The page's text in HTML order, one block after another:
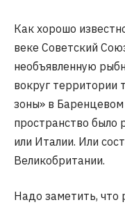
Как хорошо
веке Советский
необъявленную
вокруг территории
зоны» в
пространство было
или Италии. Или
Великобритании.
Надо заметить, что